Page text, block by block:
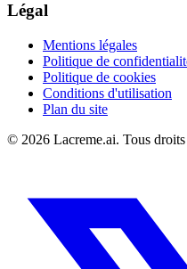
Légal
Mentions légales
Politique de
Politique de cookies
Conditions d'utilisation
Plan du site
© 2026 Lacreme.ai. Tous